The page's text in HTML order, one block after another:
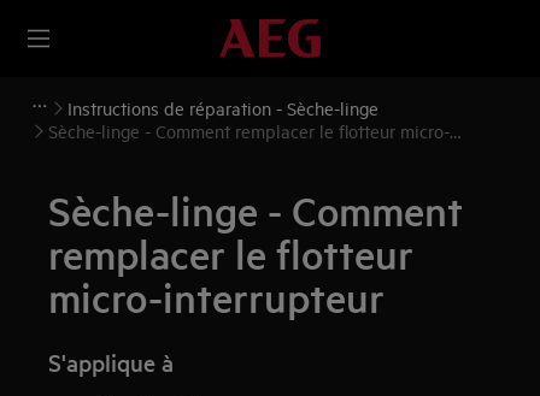
Instructions de réparation - Sèche-linge
Sèche-linge - Comment remplacer le flotteur micro-
Sèche-linge - Comment
remplacer le flotteur
micro-interrupteur
S'applique à